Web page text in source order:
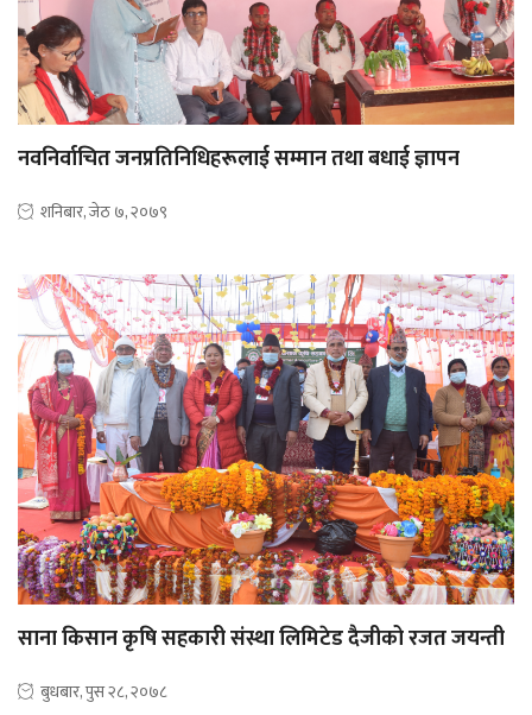
नवनिर्वाचित जनप्रतिनिधिहरूलाई सम्मान तथा बधाई ज्ञापन
शनिबार, जेठ ७, २०७९
साना किसान कृषि सहकारी संस्था लिमिटेड दैजीको रजत जयन्ती
बुधबार, पुस २८, २०७८